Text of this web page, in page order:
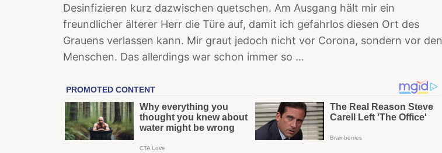
Desinfizieren kurz dazwischen quetschen. Am Ausgang hält mir ein
freundlicher älterer Herr die Türe auf, damit ich gefahrlos diesen Ort des
Grauens verlassen kann. Mir graut jedoch nicht vor Corona, sondern vor den
Menschen. Das allerdings war schon immer so …